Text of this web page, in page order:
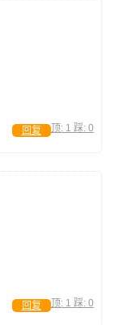
顶: 1 踩: 0
回复
顶: 1 踩: 0
回复